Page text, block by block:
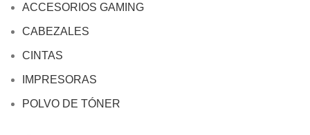
ACCESORIOS GAMING
CABEZALES
CINTAS
IMPRESORAS
POLVO DE TÓNER